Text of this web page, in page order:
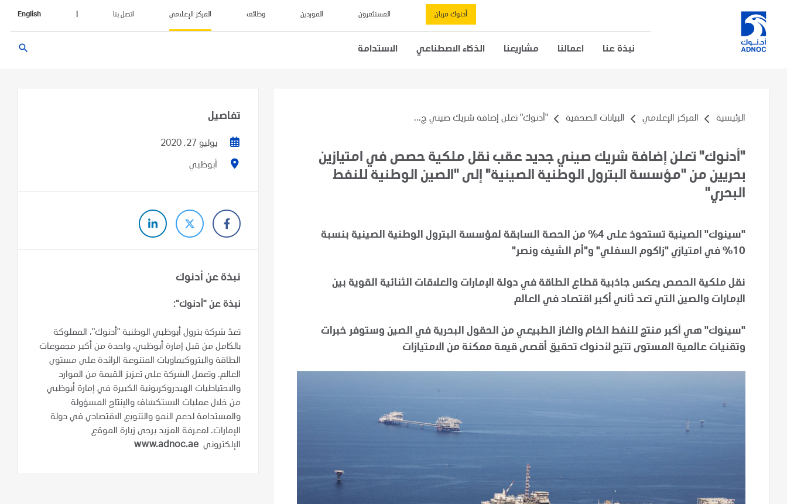
أدنوك مربان المستثمرون الموردين وظائف المركز الإعلامي اتصل بنا English
نبذة عنا اعمالنا مشاريعنا الذكاء الاصطناعي الاستدامة search
الرئيسية المركز الإعلامي البيانات الصحفية "أدنوك" تعلن إضافة شريك صيني ج...
"أدنوك" تعلن إضافة شريك صيني جديد عقب نقل ملكية حصص في امتيازين
بحريين من "مؤسسة البترول الوطنية الصينية" إلى "الصين الوطنية للنفط
البحري"
"سينوك" الصينية تستحوذ على 4% من الحصة السابقة لمؤسسة البترول الوطنية الصينية بنسبة
10% في امتيازي "زاكوم السفلي" و"أم الشيف ونصر"
نقل ملكية الحصص يعكس جاذبية قطاع الطاقة في دولة الإمارات والعلاقات الثنائية القوية بين
الإمارات والصين التي تعد ثاني أكبر اقتصاد في العالم
"سينوك" هي أكبر منتج للنفط الخام والغاز الطبيعي من الحقول البحرية في الصين وستوفر خبرات
وتقنيات عالمية المستوى تتيح لأدنوك تحقيق أقصى قيمة ممكنة من الامتيازات
تفاصيل
يوليو 27, 2020
أبوظبي
نبذة عن أدنوك
نبذة عن "أدنوك":
تعدّ شركة بترول أبوظبي الوطنية "أدنوك"، المملوكة
بالكامل من قبل إمارة أبوظبي، واحدة من أكبر مجموعات
الطاقة والبتروكيماويات المتنوعة الرائدة على مستوى
العالم. وتعمل الشركة على تعزيز القيمة من الموارد
والاحتياطيات الهيدروكربونية الكبيرة في إمارة أبوظبي
من خلال عمليات الاستكشاف والإنتاج المسؤولة
والمستدامة لدعم النمو والتنويع الاقتصادي في دولة
الإمارات. لمعرفة المزيد يرجى زيارة الموقع
الإلكتروني www.adnoc.ae